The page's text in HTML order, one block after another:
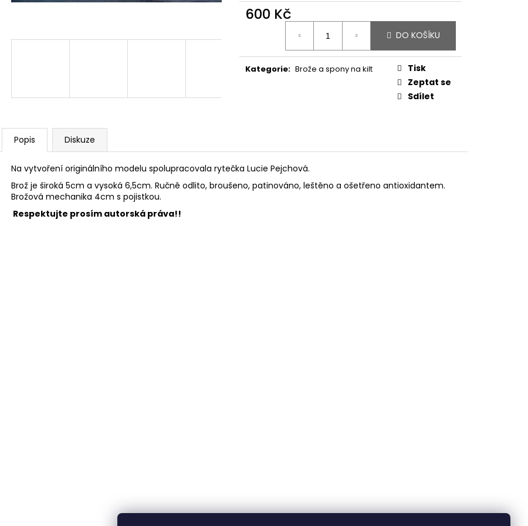
600 Kč
DO KOŠÍKU
Kategorie: Brože a spony na kilt
Tisk
Zeptat se
Sdílet
Popis Diskuze
Na vytvoření originálního modelu spolupracovala rytečka Lucie Pejchová.
Brož je široká 5cm a vysoká 6,5cm. Ručně odlito, broušeno, patinováno, leštěno a ošetřeno antioxidantem.
Brožová mechanika 4cm s pojistkou.
Respektujte prosím autorská práva!!
VLASOVÁ SPONA LEKNÍNOVÉ JEZÍRKO
VLASOVÁ SPONA SCHEELIT